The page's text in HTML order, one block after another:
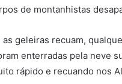
de montanhistas
as geleiras recuam,
enterradas pela neve
rápido e recuando nos